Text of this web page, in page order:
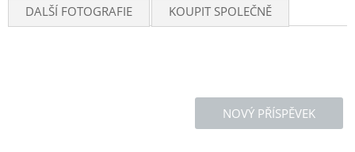
DALŠÍ FOTOGRAFIE
KOUPIT SPOLEČNĚ
NOVÝ PŘÍSPĚVEK